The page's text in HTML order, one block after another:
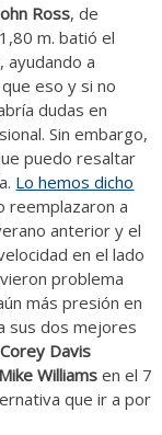
Ross, de
m. batió el
, ayudando a
eso y si no
dudas en
Sin embargo,
puedo resaltar
Lo hemos dicho
reemplazaron a
anterior y el
en el lado
problema
más presión en
sus dos mejores
Corey Davis
Mike Williams en el 7
que ir a por